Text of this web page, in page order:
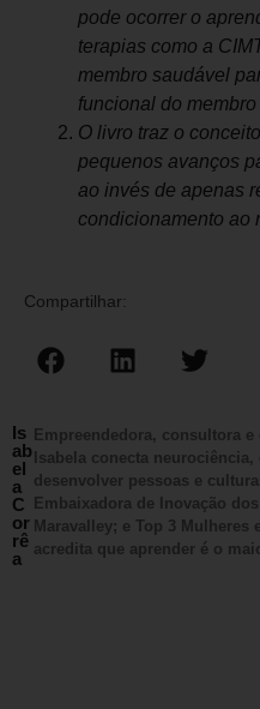
pode ocorrer o
terapias como a
membro saudável
funcional do membro
O livro traz o
pequenos avanços
ao invés de apenas
condicionamento ao
Compartilhar:
Is
ab
el
a
C
or
rê
a
Empreendedora, consultora
Isabela conecta
desenvolver pessoas e
Embaixadora de Inovação
Maravalley; e Top 3 Mulheres
acredita que aprender é o